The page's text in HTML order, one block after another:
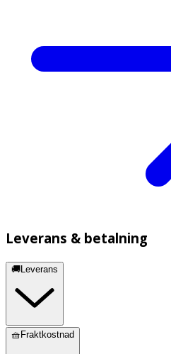
Leverans & betalning
🚚Leverans
🧺Fraktkostnad